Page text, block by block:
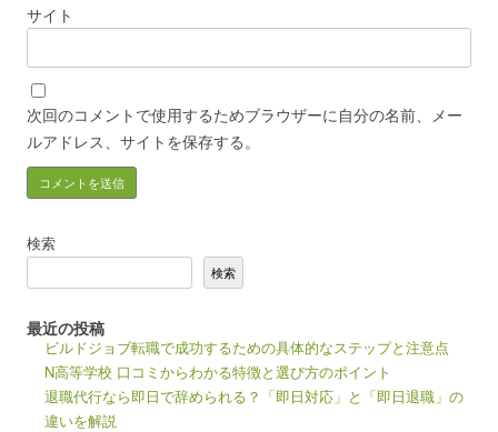
サイト
次回のコメントで使用するためブラウザーに自分の名前、メー
ルアドレス、サイトを保存する。
検索
検索
最近の投稿
ビルドジョブ転職で成功するための具体的なステップと注意点
N高等学校 口コミからわかる特徴と選び方のポイント
退職代行なら即日で辞められる？「即日対応」と「即日退職」の
違いを解説